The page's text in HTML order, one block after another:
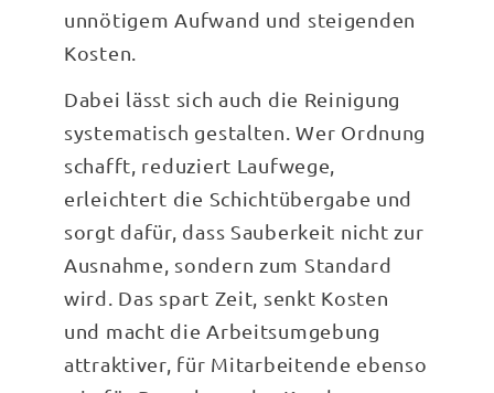
unnötigem Aufwand und steigenden
Kosten.
Dabei lässt sich auch die Reinigung
systematisch gestalten. Wer Ordnung
schafft, reduziert Laufwege,
erleichtert die Schichtübergabe und
sorgt dafür, dass Sauberkeit nicht zur
Ausnahme, sondern zum Standard
wird. Das spart Zeit, senkt Kosten
und macht die Arbeitsumgebung
attraktiver, für Mitarbeitende ebenso